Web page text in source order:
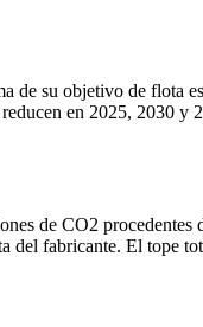
su objetivo de
en 2025, 2030 y
de CO2
del fabricante. El tope